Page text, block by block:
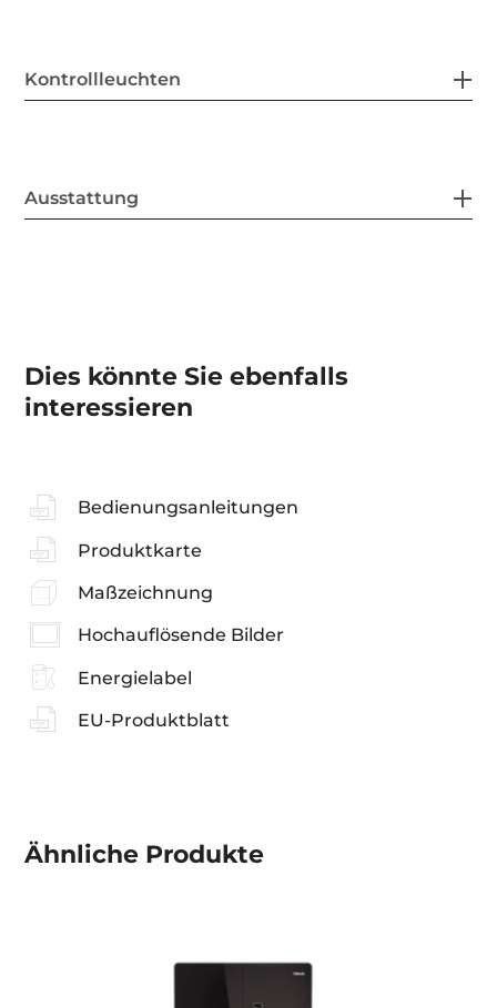
Kontrollleuchten
Ausstattung
Dies könnte Sie ebenfalls
interessieren
Bedienungsanleitungen
Produktkarte
Maßzeichnung
Hochauflösende Bilder
Energielabel
EU-Produktblatt
Ähnliche Produkte